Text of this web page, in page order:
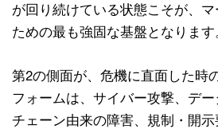
が回り続けている状態こそが、
ための最も強固な基盤となります
第2の側面が、危機に直面した時
フォームは、サイバー攻撃、デ
チェーン由来の障害、規制・開